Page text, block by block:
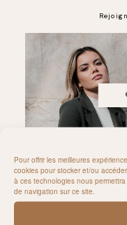
Pour offrir les meilleures
cookies pour stocker et/ou
à ces technologies nous
de navigation sur ce site.